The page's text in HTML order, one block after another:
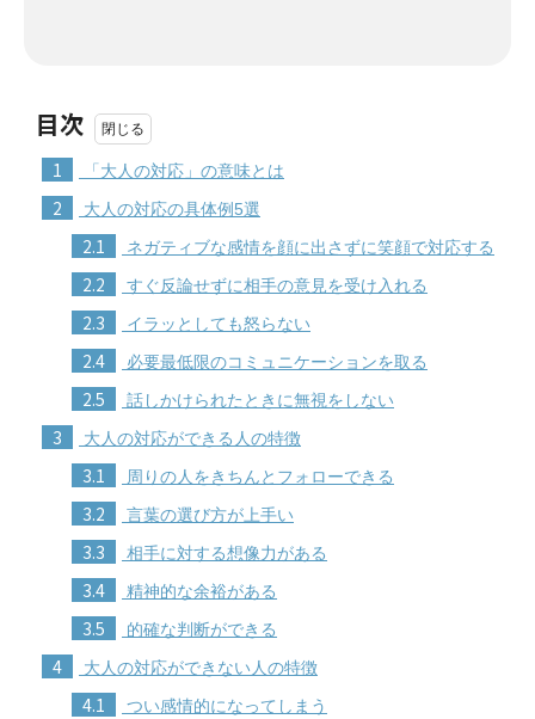
目次
1 「大人の対応」の意味とは
2 大人の対応の具体例5選
2.1 ネガティブな感情を顔に出さずに笑顔で対応する
2.2 すぐ反論せずに相手の意見を受け入れる
2.3 イラッとしても怒らない
2.4 必要最低限のコミュニケーションを取る
2.5 話しかけられたときに無視をしない
3 大人の対応ができる人の特徴
3.1 周りの人をきちんとフォローできる
3.2 言葉の選び方が上手い
3.3 相手に対する想像力がある
3.4 精神的な余裕がある
3.5 的確な判断ができる
4 大人の対応ができない人の特徴
4.1 つい感情的になってしまう